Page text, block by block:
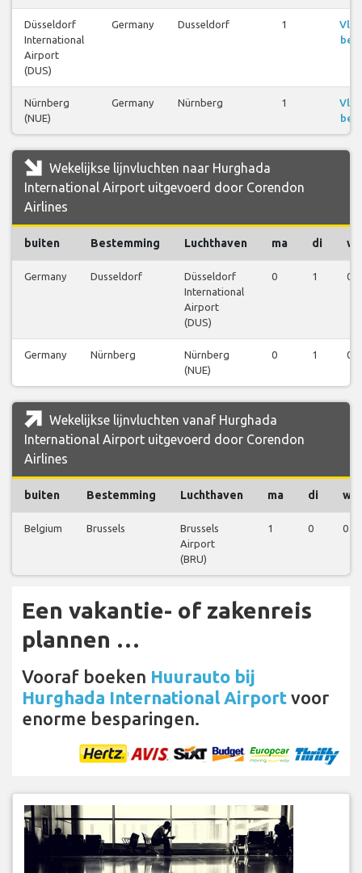
Düsseldorf
International
Airport
(DUS)
Germany Dusseldorf 1
Nürnberg
(NUE)
Germany Nürnberg 1
Wekelijkse lijnvluchten naar Hurghada
International Airport uitgevoerd door Corendon
Airlines
buiten Bestemming Luchthaven ma di wo
Germany Dusseldorf
Düsseldorf
International
Airport
(DUS)
0 1 0
Germany Nürnberg
Nürnberg
(NUE)
0 1 0
Wekelijkse lijnvluchten vanaf Hurghada
International Airport uitgevoerd door Corendon
Airlines
buiten Bestemming Luchthaven ma di wo
Belgium Brussels
Brussels
Airport
(BRU)
1 0 0
Een vakantie- of zakenreis
plannen …
Vooraf boeken Huurauto bij
Hurghada International Airport voor
enorme besparingen.